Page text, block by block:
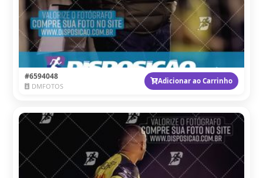
#6594048
DMFOTOS
Adicionar ao Carrinho